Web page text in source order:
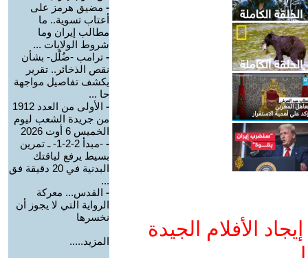
الأفلام الجيدة
- مضيق هرمز على
أعتاب تسوية.. ما
مطالب إيران وما
شروط الولايات ...
- ترامب -ضُلّل- بشأن
نقص الذخائر.. تقرير
يكشف تفاصيل مواجهة
حا ...
-
الأولى من العدد 1912
من جريدة الشعب ليوم
الخميس 6 أوت 2026
-
-مبدأ 2-2-1- ـ تمرين
بسيط يرفع لياقتك
البدنية في 20 دقيقة فق
...
- القدس... معركة
الرواية التي لا يجوز أن
نخسرها
المزيد.....